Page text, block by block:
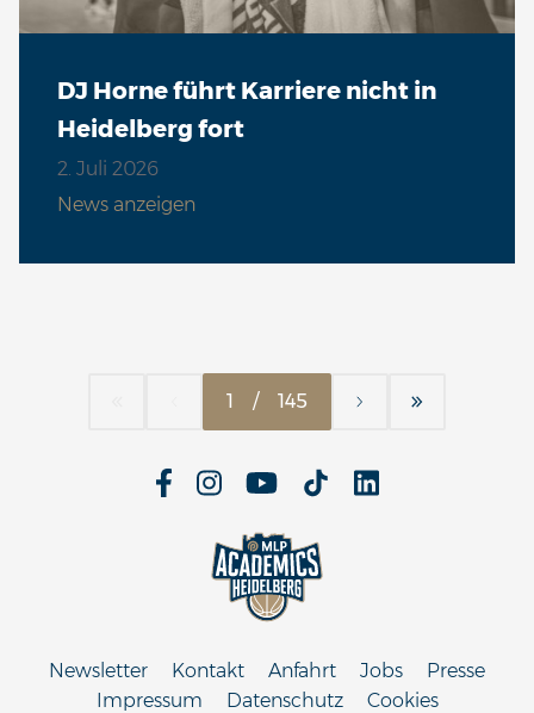
DJ Horne führt Karriere nicht in
Heidelberg fort
2. Juli 2026
News anzeigen
1 / 145
Newsletter Kontakt Anfahrt Jobs
Presse
Impressum
Datenschutz Cookies